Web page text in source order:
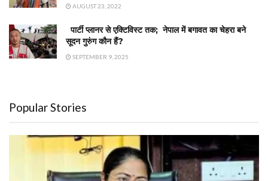
AUGUST 23, 2022
पार्टी प्लानर से एक्टिविस्ट तक; नेपाल में बगावत का चेहरा बने
सूदन गुरुंग कौन हैं?
SEPTEMBER 9, 2025
Popular Stories